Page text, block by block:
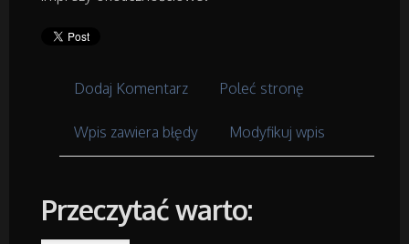
Wyposażenie Łazienki
Elektronika, RTV, AGD
Art. Dla Zwierząt
Dodaj Komentarz Poleć stronę
Wpis zawiera błędy Modyfikuj wpis
Przeczytać warto: